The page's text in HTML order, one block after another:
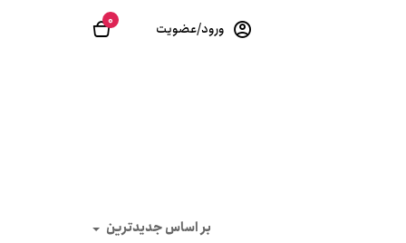
0 ورود/عضویت
بر اساس جدیدترین